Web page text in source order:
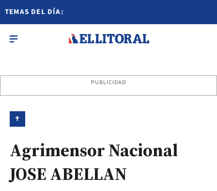
TEMAS DEL DÍA:
PUBLICIDAD
✝
Agrimensor Nacional
JOSE ABELLAN